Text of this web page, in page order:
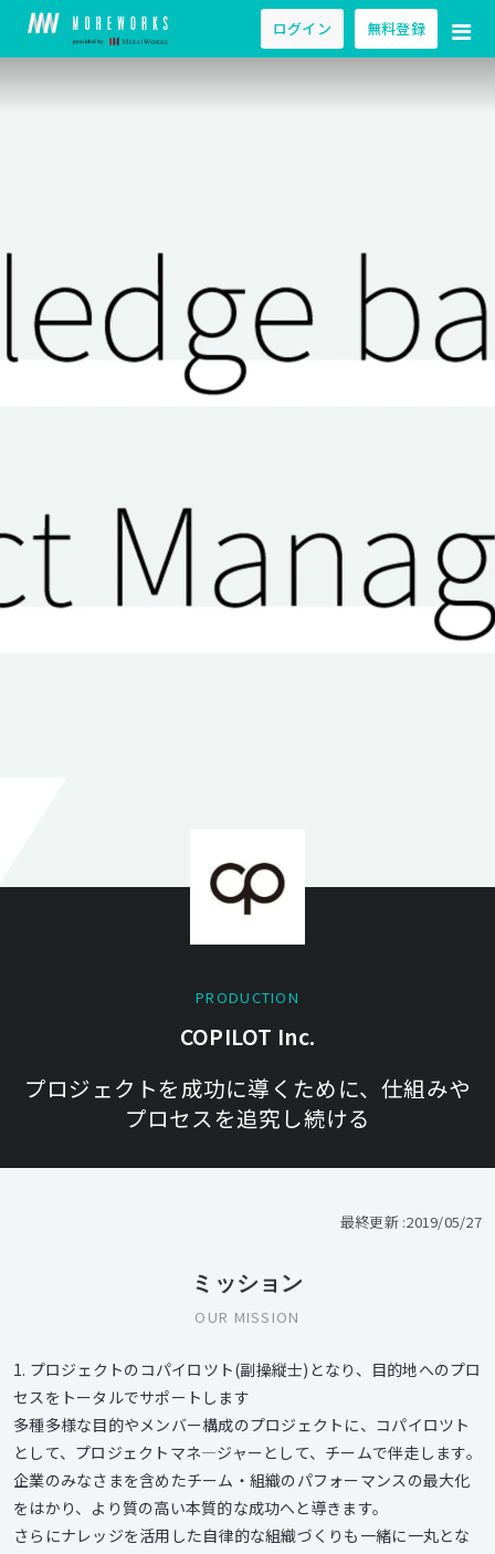
ログイン 無料登録
PRODUCTION
COPILOT Inc.
プロジェクトを成功に導くために、仕組みや
プロセスを追究し続ける
最終更新 :2019/05/27
ミッション
OUR MISSION
1. プロジェクトのコパイロツト(副操縦士)となり、目的地へのプロ
セスをトータルでサポートします
多種多様な目的やメンバー構成のプロジェクトに、コパイロツト
として、プロジェクトマネ―ジャーとして、チームで伴走します。
企業のみなさまを含めたチーム・組織のパフォーマンスの最大化
をはかり、より質の高い本質的な成功へと導きます。
さらにナレッジを活用した自律的な組織づくりも一緒に一丸とな